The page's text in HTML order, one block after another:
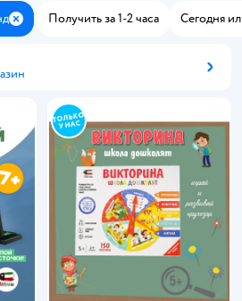
ЗакрытьПолучить за 1-2 часа Сегодня